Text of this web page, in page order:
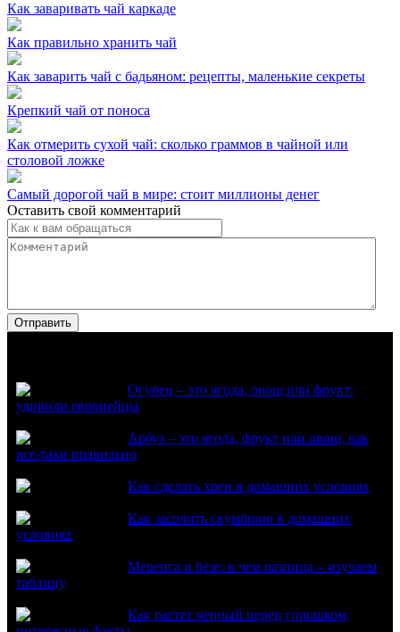
Как заваривать чай каркаде
Как правильно хранить чай
Как заварить чай с бадьяном: рецепты, маленькие секреты
Крепкий чай от поноса
Как отмерить сухой чай: сколько граммов в чайной или
столовой ложке
Самый дорогой чай в мире: стоит миллионы денег
Оставить свой комментарий
Огурец – это ягода, овощ или фрукт:
удивили европейцы
Арбуз – это ягода, фрукт или овощ, как
все-таки правильно
Как сделать хрен в домашних условиях
Как засолить скумбрию в домашних
условиях
Меренга и безе: в чем разница – изучаем
таблицу
Как растет черный перец горошком,